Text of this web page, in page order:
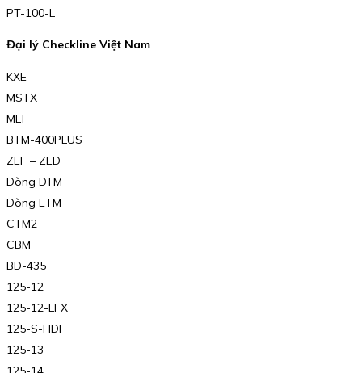
PT-100-L
Đại lý Checkline Việt Nam
KXE
MSTX
MLT
BTM-400PLUS
ZEF – ZED
Dòng DTM
Dòng ETM
CTM2
CBM
BD-435
125-12
125-12-LFX
125-S-HDI
125-13